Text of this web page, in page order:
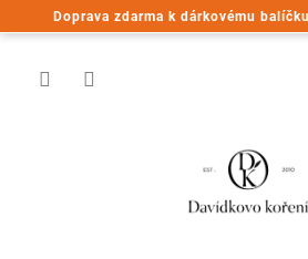
Doprava zdarma k dárkovému
na